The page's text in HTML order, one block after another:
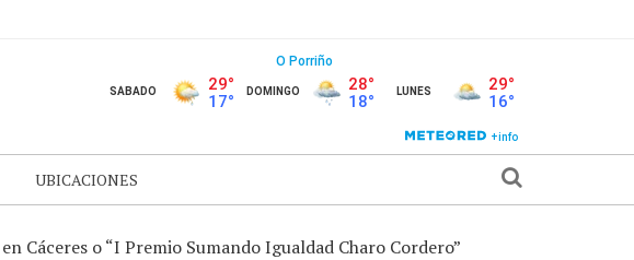
UBICACIONES
Cáceres o “I Premio Sumando Igualdad Charo Cordero”